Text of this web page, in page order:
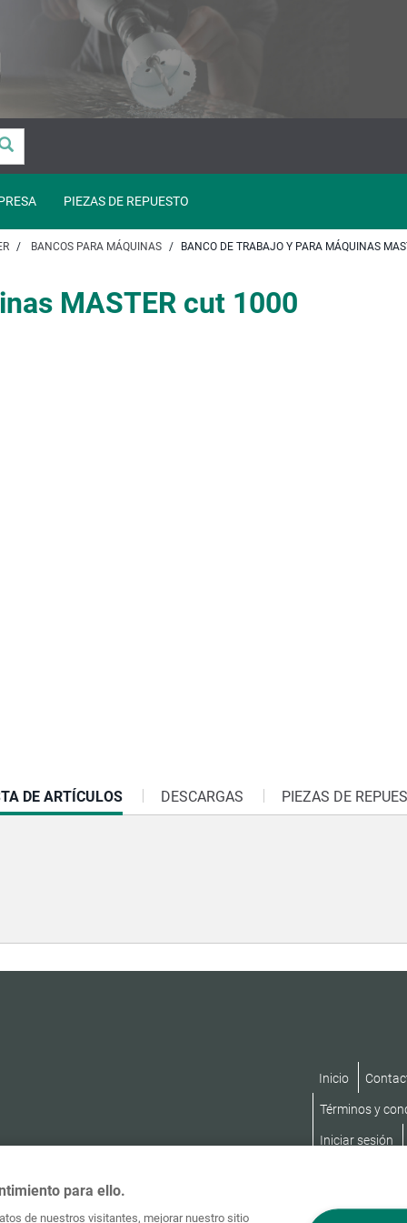
PIEZAS DE REPUESTO
BANCOS PARA MÁQUINAS BANCO DE TRABAJO Y PARA MÁQUINAS
MASTER cut 1000
DE ARTÍCULOS DESCARGAS PIEZAS DE
Inicio
Términos y
Iniciar sesión
para ello.
de nuestros visitantes, mejorar nuestro sitio